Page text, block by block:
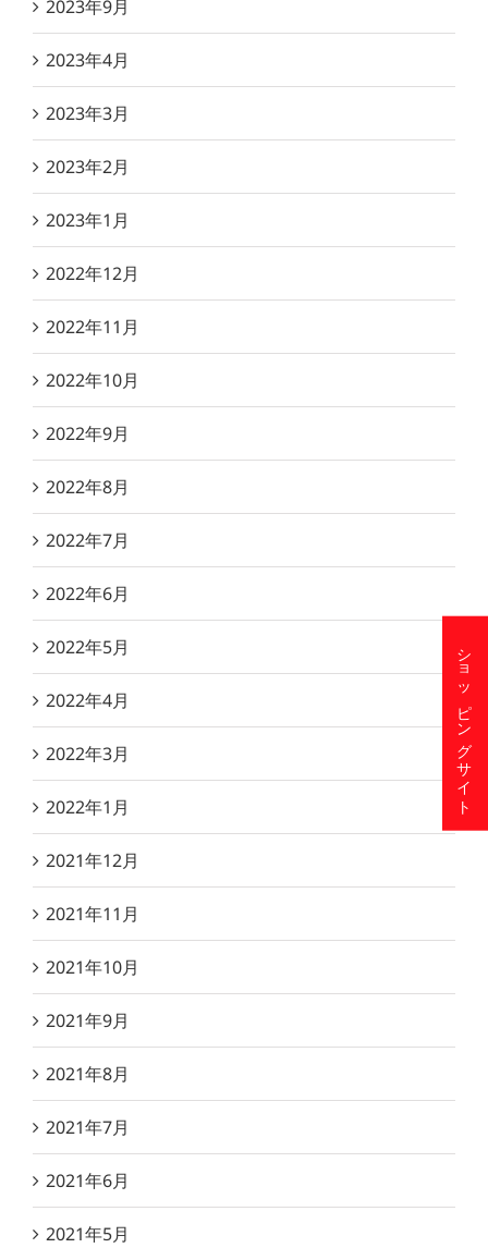
2023年9月
2023年4月
2023年3月
2023年2月
2023年1月
2022年12月
2022年11月
2022年10月
2022年9月
2022年8月
2022年7月
2022年6月
2022年5月
2022年4月
2022年3月
2022年1月
2021年12月
2021年11月
2021年10月
2021年9月
2021年8月
2021年7月
2021年6月
2021年5月
ショッピングサイト